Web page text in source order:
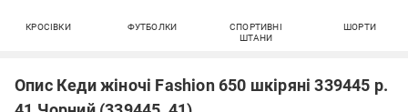
КРОСІВКИ ФУТБОЛКИ
СПОРТИВНІ
ШТАНИ
ШОРТИ
Опис Кеди жіночі Fashion 650 шкіряні 339445 р.